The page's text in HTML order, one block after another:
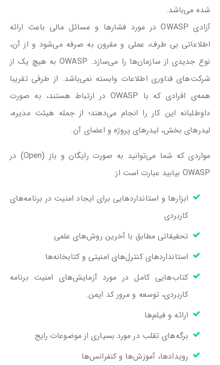
شده می‌باشد.
آزادی OWASP در مورد فشارها و مسائل مالی باعث ارائه
اطلاعاتی بی طرف، عملی و مقرون به صرفه می‌شود و از آن،
نوع جدیدی از سازمان‌ها را می‌سازد. OWASP به هیچ یک از
شرکت‌های فناوری اطلاعات وابسته نمی‌باشد. از طرفی تقریبا
همه‌ی افرادی که با OWASP در ارتباط هستند، به صورت
داوطلبانه این کار را انجام می‌دهند؛ از جمله هیئت مدیره،
لیدرهای بخش‌، لیدرهای پروژه و اعضای آن.
مواردی که شما می‌توانید به صورت رایگان و باز (Open) در
OWASP بیابید عبارت است از:
ابزارها و استانداردهایی برای ایجاد امنیت در برنامه‌های
کاربردی
تحقیقاتی مطابق با آخرین روش‌های علمی
استانداردهای کنترل‌های امنیتی و کتابخانه‌ها
کتاب‌هایی کامل در مورد آزمایش‌های امنیت برنامه
کاربردی، توسعه و مرور کد ایمن.
ارائه‌ و فیلم‌ها
برگه‌های تقلب در مورد بسیاری از موضوعات رایج
رویدادها، آموزش‌ها و کنفرانس‌ها